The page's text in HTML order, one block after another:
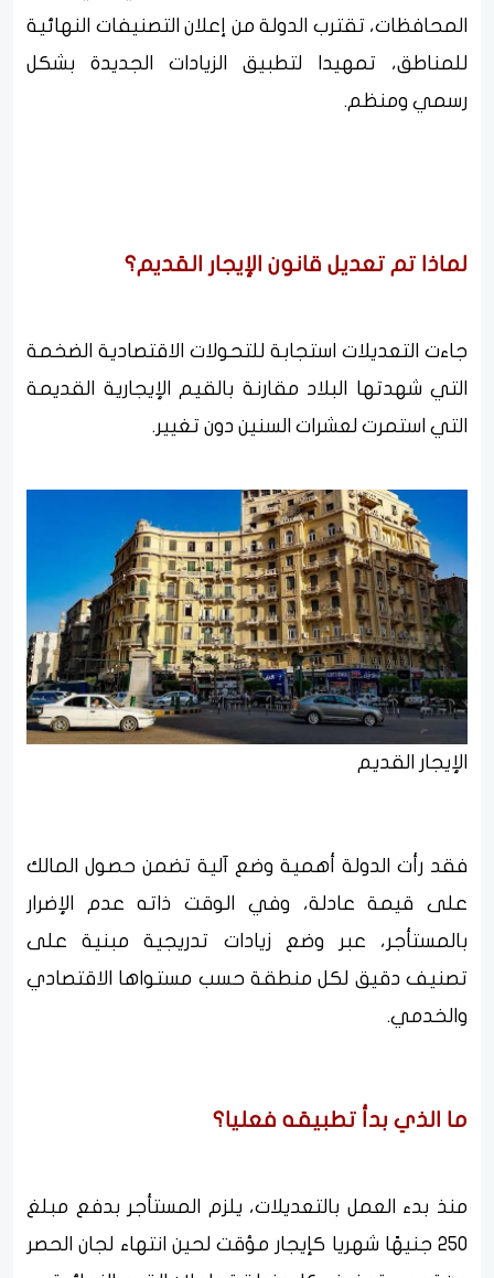
المحافظات، تقترب الدولة من إعلان التصنيفات النهائية
للمناطق، تمهيدا لتطبيق الزيادات الجديدة بشكل
رسمي ومنظم.
لماذا تم تعديل قانون الإيجار القديم؟
جاءت التعديلات استجابة للتحولات الاقتصادية الضخمة
التي شهدتها البلاد مقارنة بالقيم الإيجارية القديمة
التي استمرت لعشرات السنين دون تغيير.
الإيجار القديم
فقد رأت الدولة أهمية وضع آلية تضمن حصول المالك
على قيمة عادلة، وفي الوقت ذاته عدم الإضرار
بالمستأجر، عبر وضع زيادات تدريجية مبنية على
تصنيف دقيق لكل منطقة حسب مستواها الاقتصادي
والخدمي.
ما الذي بدأ تطبيقه فعليا؟
منذ بدء العمل بالتعديلات، يلزم المستأجر بدفع مبلغ
250 جنيهًا شهريا كإيجار مؤقت لحين انتهاء لجان الحصر